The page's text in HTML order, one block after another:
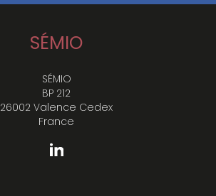
SÉMIO
SÉMIO
BP 212
26002 Valence Cedex
France